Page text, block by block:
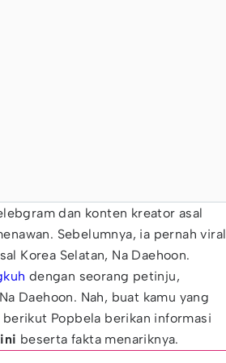
dan konten kreator asal
Sebelumnya, ia pernah viral
Korea Selatan, Na Daehoon.
dengan seorang petinju,
Daehoon. Nah, buat kamu yang
Popbela berikan informasi
beserta fakta menariknya.